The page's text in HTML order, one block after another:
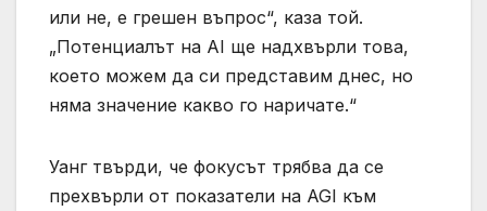
или не, е грешен въпрос“, каза той.
„Потенциалът на AI ще надхвърли това,
което можем да си представим днес, но
няма значение какво го наричате.“
Уанг твърди, че фокусът трябва да се
прехвърли от показатели на AGI към